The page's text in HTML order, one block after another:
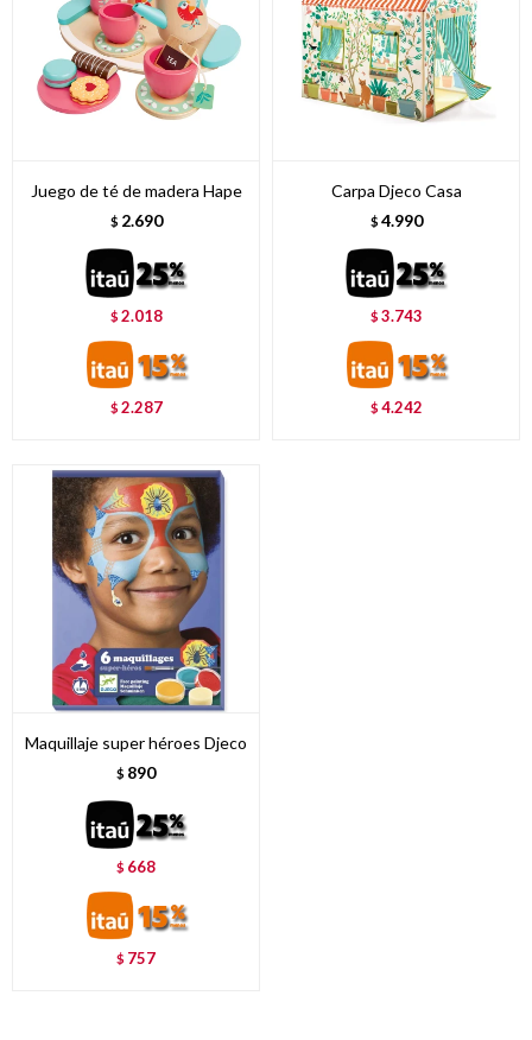
Juego de té de madera Hape
$ 2.690
$2.018
$2.287
Carpa Djeco Casa
$ 4.990
$3.743
$4.242
Maquillaje super héroes Djeco
$ 890
$ 668
$ 757